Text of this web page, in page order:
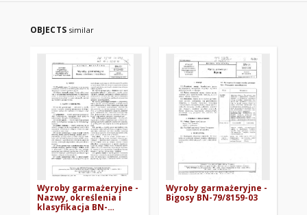
OBJECTS similar
Wyroby garmażeryjne -
Nazwy, określenia i
klasyfikacja BN-
Wyroby garmażeryjne -
Bigosy BN-79/8159-03